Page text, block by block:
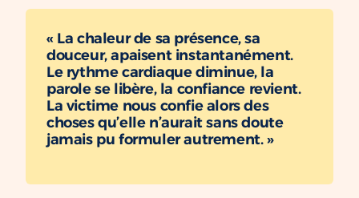
« La chaleur de sa présence, sa
douceur, apaisent instantanément.
Le rythme cardiaque diminue, la
parole se libère, la confiance revient.
La victime nous confie alors des
choses qu’elle n’aurait sans doute
jamais pu formuler autrement. »